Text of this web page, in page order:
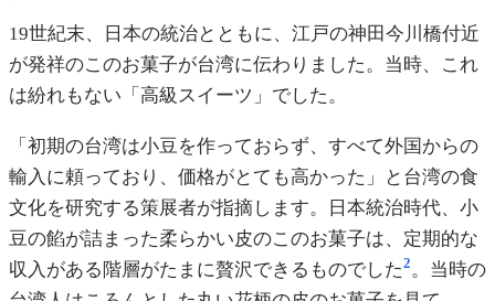
19世紀末、日本の統治とともに、江戸の神田今川橋付近
が発祥のこのお菓子が台湾に伝わりました。当時、これ
は紛れもない「高級スイーツ」でした。
「初期の台湾は小豆を作っておらず、すべて外国からの
輸入に頼っており、価格がとても高かった」と台湾の食
文化を研究する策展者が指摘します。日本統治時代、小
豆の餡が詰まった柔らかい皮のこのお菓子は、定期的な
収入がある階層がたまに贅沢できるものでした2 。当時の